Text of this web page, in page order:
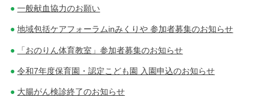
一般献血協力のお願い
地域包括ケアフォーラムinみくりや 参加者募集のお知らせ
「おのりん体育教室」参加者募集のお知らせ
令和7年度保育園・認定こども園 入園申込のお知らせ
大腸がん検診終了のお知らせ